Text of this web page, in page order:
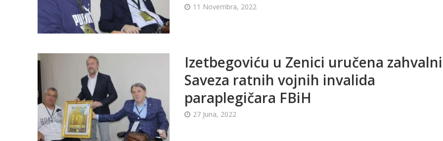
11 Novembra, 2022
Izetbegoviću u Zenici uručena
Saveza ratnih vojnih invalida
paraplegičara FBiH
27 Juna, 2022